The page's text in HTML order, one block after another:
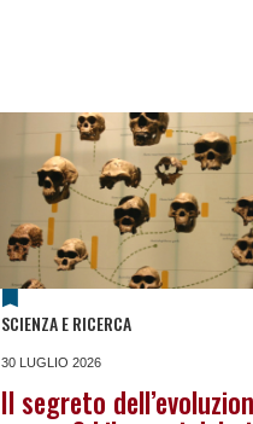
SCIENZA E RICERCA
30 LUGLIO 2026
Il segreto